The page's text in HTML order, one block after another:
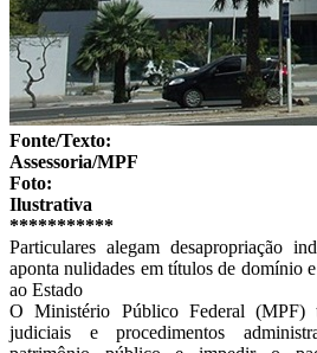
Fonte/Texto:
Assessoria/MPF
Foto:
Ilustrativa
***********
Particulares alegam desapropriação
aponta nulidades em títulos de domínio
ao Estado
O Ministério Público Federal (MPF)
judiciais e procedimentos